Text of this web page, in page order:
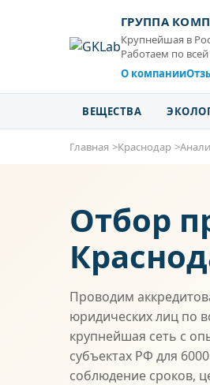
ГРУППА
Крупнейшая в
Работаем по
О компании
ВЕЩЕСТВА
Главная Краснодар
Отбор
Проводим
юридических лиц по
крупнейшая сеть с
субъектах РФ для
соблюдение сроков,